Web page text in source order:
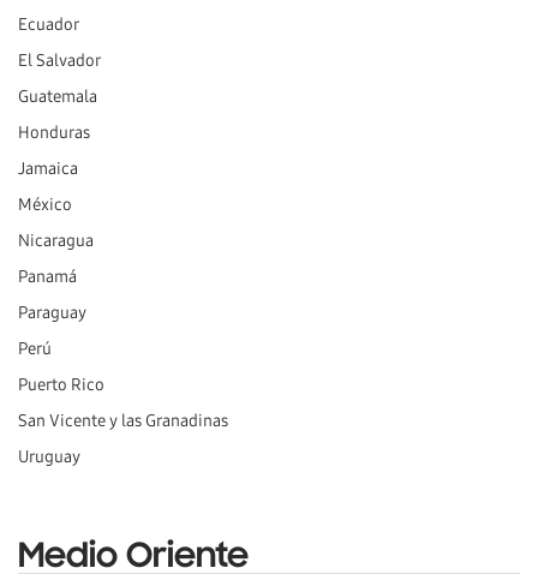
Ecuador
El Salvador
Guatemala
Honduras
Jamaica
México
Nicaragua
Panamá
Paraguay
Perú
Puerto Rico
San Vicente y las Granadinas
Uruguay
Medio Oriente